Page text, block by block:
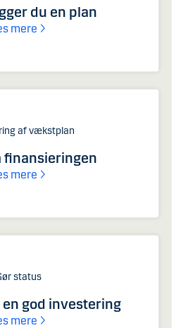
du en plan
mere
af vækstplan
finansieringen
mere
status
god investering
mere